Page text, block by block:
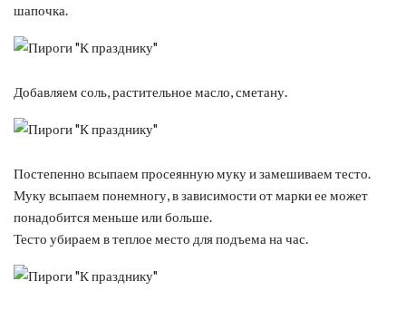
шапочка.
Добавляем соль, растительное масло, сметану.
Постепенно всыпаем просеянную муку и замешиваем тесто.
Муку всыпаем понемногу, в зависимости от марки ее может
понадобится меньше или больше.
Тесто убираем в теплое место для подъема на час.